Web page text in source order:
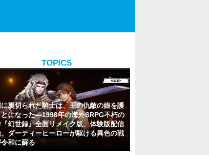
TOPICS
裏切られた騎士は、王の仇敵の娘を護
になった―1998年の海外SRPG不朽の
幻世録』全面リメイク版、体験版配信
。ダーティーヒーローが駆ける異色の戦
和に蘇る